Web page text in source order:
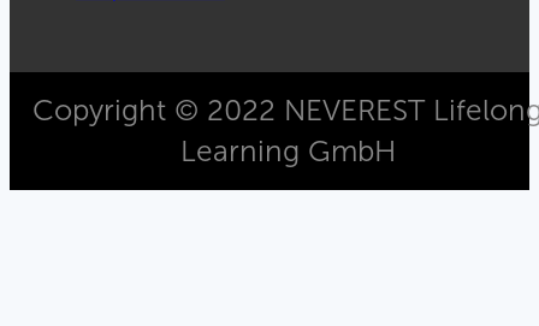
Copyright © 2022 NEVEREST
Learning GmbH